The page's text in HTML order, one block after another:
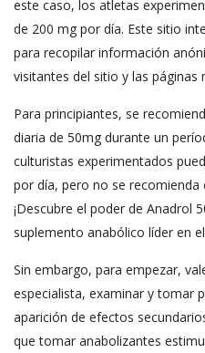
este caso, los atletas
de 200 mg por día. Este sitio
para recopilar información
visitantes del sitio y las páginas
Para principiantes, se
diaria de 50mg durante un
culturistas experimentados
por día, pero no se recomienda
¡Descubre el poder de Anadrol
suplemento anabólico líder en
Sin embargo, para empezar,
especialista, examinar y tomar
aparición de efectos
que tomar anabolizantes